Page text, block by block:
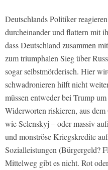
Deutschlands Politiker
durcheinander und flattern mit
dass Deutschland zusammen
zum triumphalen Sieg über
sogar selbstmörderisch. Hier
schwadronieren hilft nicht
müssen entweder bei Trump
Widerworten riskieren, aus
wie Selenskyj – oder massiv
und monströse Kriegskredite
Sozialleistungen (Bürgergeld?
Mittelweg gibt es nicht. Rot